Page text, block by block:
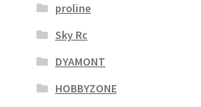
proline
Sky Rc
DYAMONT
HOBBYZONE